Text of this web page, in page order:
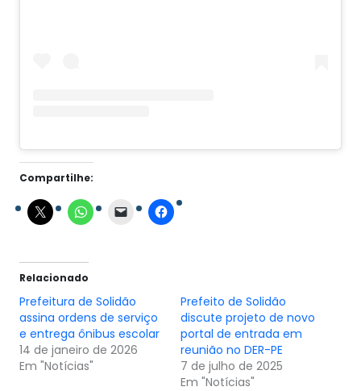
Compartilhe:
Relacionado
Prefeitura de Solidão
assina ordens de serviço
e entrega ônibus escolar
14 de janeiro de 2026
Em "Notícias"
Prefeito de Solidão
discute projeto de novo
portal de entrada em
reunião no DER-PE
7 de julho de 2025
Em "Notícias"